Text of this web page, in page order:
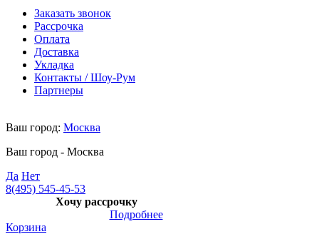
Заказать звонок
Рассрочка
Оплата
Доставка
Укладка
Контакты / Шоу-Рум
Партнеры
Ваш город: Москва
Ваш город - Москва
Да Нет
8(495) 545-45-53
Хочу рассрочку
Подробнее
Корзина